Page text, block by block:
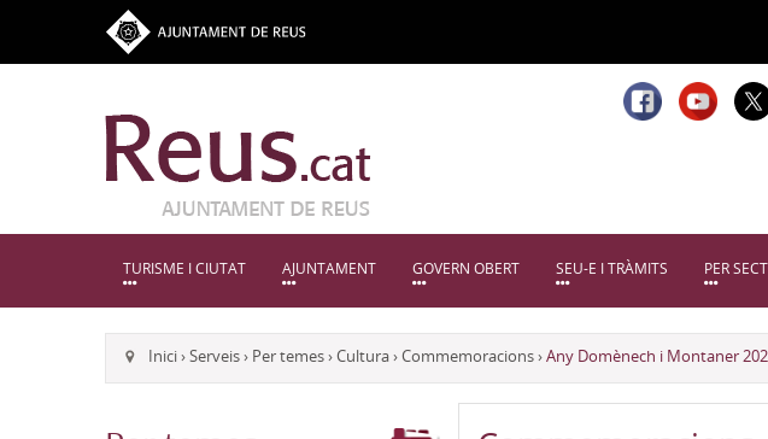
TURISME I CIUTAT AJUNTAMENT GOVERN OBERT SEU-E I TRÀMITS PER
Inici›Serveis› Per temes›Cultura›Commemoracions›Any Domènech i Montaner